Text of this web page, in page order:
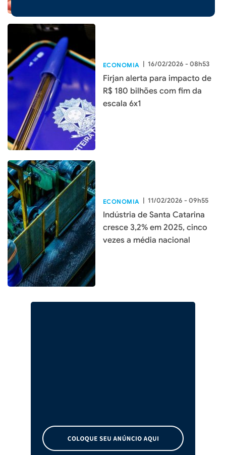
ECONOMIA | 16/02/2026 - 08h53
Firjan alerta para impacto de
R$ 180 bilhões com fim da
escala 6x1
ECONOMIA | 11/02/2026 - 09h55
Indústria de Santa Catarina
cresce 3,2% em 2025, cinco
vezes a média nacional